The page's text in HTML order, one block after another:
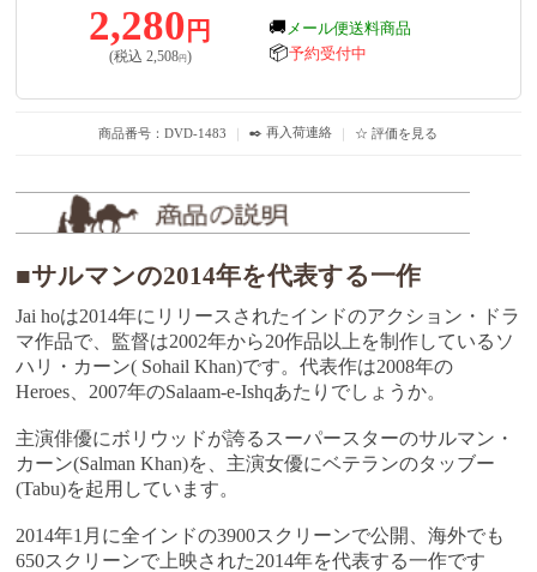
2,280 円
(税込 2,508円)
🚚 メール便送料商品
📦予約受付中
商品番号：DVD-1483 ｜ ✒️ 再入荷連絡 ｜ ☆ 評価を見る
■サルマンの2014年を代表する一作
Jai hoは2014年にリリースされたインドのアクション・ドラ
マ作品で、監督は2002年から20作品以上を制作しているソ
ハリ・カーン( Sohail Khan)です。代表作は2008年の
Heroes、2007年のSalaam-e-Ishqあたりでしょうか。
主演俳優にボリウッドが誇るスーパースターのサルマン・
カーン(Salman Khan)を、主演女優にベテランのタッブー
(Tabu)を起用しています。
2014年1月に全インドの3900スクリーンで公開、海外でも
650スクリーンで上映された2014年を代表する一作です